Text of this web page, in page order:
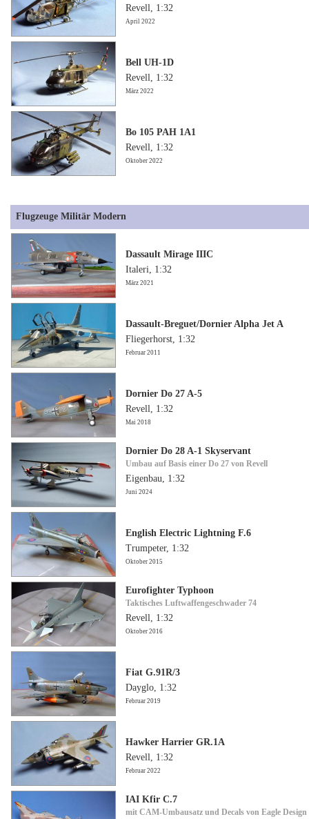
Revell, 1:32
April 2022
Bell UH-1D
Revell, 1:32
März 2022
Bo 105 PAH 1A1
Revell, 1:32
Oktober 2022
Flugzeuge Militär Modern
Dassault Mirage IIIC
Italeri, 1:32
März 2021
Dassault-Breguet/Dornier Alpha Jet A
Fliegerhorst, 1:32
Februar 2011
Dornier Do 27 A-5
Revell, 1:32
Mai 2018
Dornier Do 28 A-1 Skyservant
Umbau auf Basis einer Do 27 von Revell
Eigenbau, 1:32
Juni 2024
English Electric Lightning F.6
Trumpeter, 1:32
Oktober 2015
Eurofighter Typhoon
Taktisches Luftwaffengeschwader 74
Revell, 1:32
Oktober 2016
Fiat G.91R/3
Dayglo, 1:32
Februar 2019
Hawker Harrier GR.1A
Revell, 1:32
Februar 2022
IAI Kfir C.7
mit CAM-Umbausatz und Decals von Eagle Design